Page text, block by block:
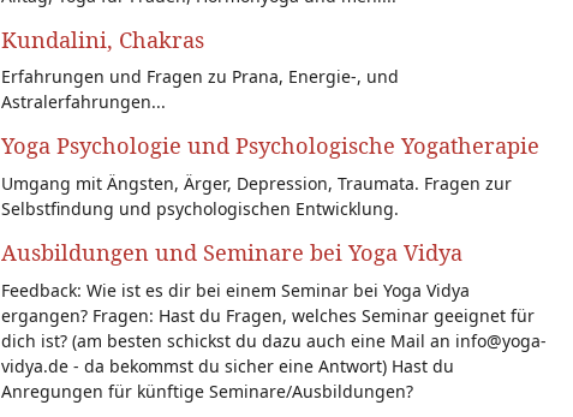
Kundalini, Chakras
Erfahrungen und Fragen zu Prana, Energie-, und
Astralerfahrungen...
Yoga Psychologie und Psychologische Yogatherapie
Umgang mit Ängsten, Ärger, Depression, Traumata. Fragen zur
Selbstfindung und psychologischen Entwicklung.
Ausbildungen und Seminare bei Yoga Vidya
Feedback: Wie ist es dir bei einem Seminar bei Yoga Vidya
ergangen? Fragen: Hast du Fragen, welches Seminar geeignet für
dich ist? (am besten schickst du dazu auch eine Mail an info@yoga-
vidya.de - da bekommst du sicher eine Antwort) Hast du
Anregungen für künftige Seminare/Ausbildungen?